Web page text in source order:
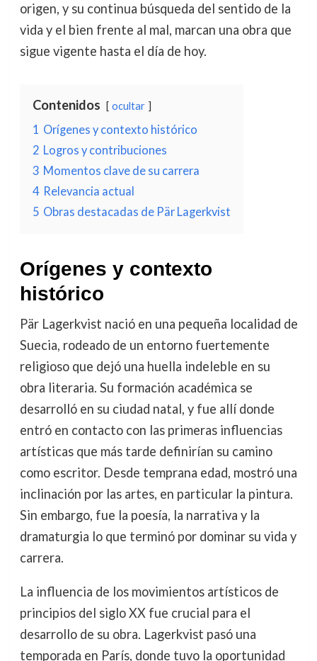
origen, y su continua búsqueda del sentido de la
vida y el bien frente al mal, marcan una obra que
sigue vigente hasta el día de hoy.
Contenidos ocultar
1 Orígenes y contexto histórico
2 Logros y contribuciones
3 Momentos clave de su carrera
4 Relevancia actual
5 Obras destacadas de Pär Lagerkvist
Orígenes y contexto
histórico
Pär Lagerkvist nació en una pequeña localidad de
Suecia, rodeado de un entorno fuertemente
religioso que dejó una huella indeleble en su
obra literaria. Su formación académica se
desarrolló en su ciudad natal, y fue allí donde
entró en contacto con las primeras influencias
artísticas que más tarde definirían su camino
como escritor. Desde temprana edad, mostró una
inclinación por las artes, en particular la pintura.
Sin embargo, fue la poesía, la narrativa y la
dramaturgia lo que terminó por dominar su vida y
carrera.
La influencia de los movimientos artísticos de
principios del siglo XX fue crucial para el
desarrollo de su obra. Lagerkvist pasó una
temporada en París, donde tuvo la oportunidad